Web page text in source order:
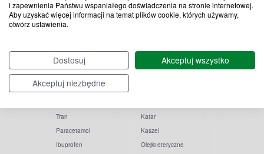
i zapewnienia Państwu wspaniałego doświadczenia na stronie internetowej.
Aby uzyskać więcej informacji na temat plików cookie, których używamy,
otwórz ustawienia.
Dostosuj
Akceptuj wszystko
Akceptuj niezbędne
Popularne zapytania
Witamina D
Witamina C
Tran
Paracetamol
Ibuprofen
Przeziębienie i grypa
Katar
Kaszel
Olejki eteryczne